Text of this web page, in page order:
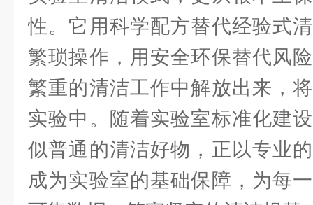
性。它用科学配方替代经验式
繁琐操作，用安全环保替代风
繁重的清洁工作中解放出来，
实验中。随着实验室标准化建
似普通的清洁好物，正以专业
成为实验室的基础保障，为每